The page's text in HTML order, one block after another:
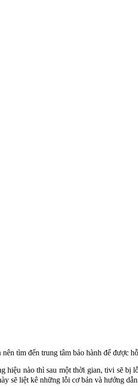
tìm đến trung tâm bảo hành để được
nào thì sau một thời gian, tivi sẽ bị
sẽ liệt kê những lỗi cơ bản và hướng